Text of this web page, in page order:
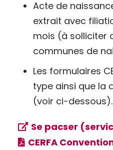
Acte de
extrait avec
mois (à solliciter
communes de
Les formulaires
type ainsi que la
(voir ci-dessous).
Se pacser
CERFA